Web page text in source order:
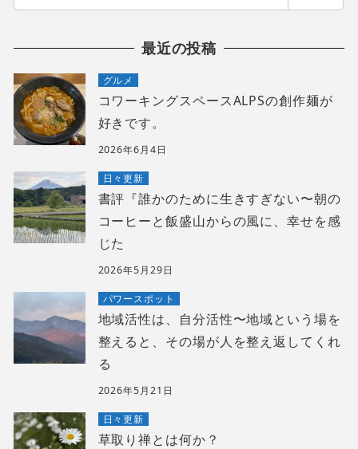
索
最近の投稿
グルメ
コワーキングスペースALPSの創作麺が
好きです。
2026年6月4日
日々更新
書評『誰かのために生きすぎない〜朝の
コーヒーと飯盛山からの風に、幸せを感
じた
2026年5月29日
パワースポット
地域活性は、自分活性〜地域という場を
整えると、その場が人を整え返してくれ
る
2026年5月21日
日々更新
草取り禅とは何か？